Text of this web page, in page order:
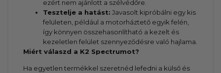
ezért nem ajánlott a szélvédőre.
Tesztelje a hatást: Javasolt kipróbálni egy kis
felületen, például a motorháztető egyik felén,
így könnyen összehasonlítható a kezelt és
kezeletlen felület szennyeződésre való hajlama.
Miért válaszd a K2 Spectrumot?
Ha egyetlen termékkel szeretnéd lefedni a külső és